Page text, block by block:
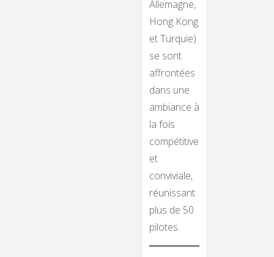
Allemagne,
Hong Kong
et Turquie)
se sont
affrontées
dans une
ambiance à
la fois
compétitive
et
conviviale,
réunissant
plus de 50
pilotes.